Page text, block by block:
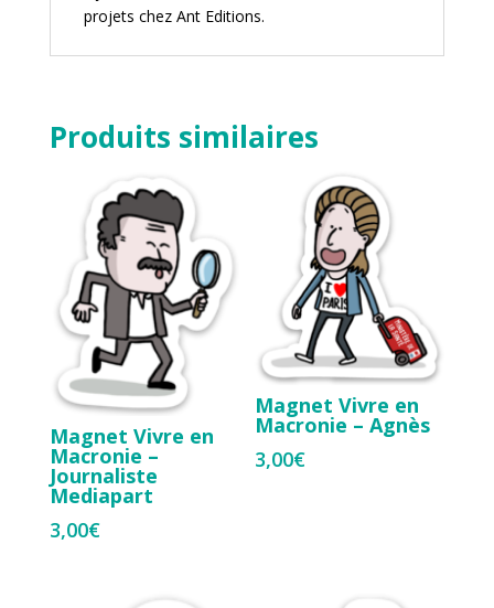
projets chez Ant Editions.
Produits similaires
Magnet Vivre en
Macronie –
Journaliste
Mediapart
3,00€
Magnet Vivre en
Macronie – Agnès
3,00€